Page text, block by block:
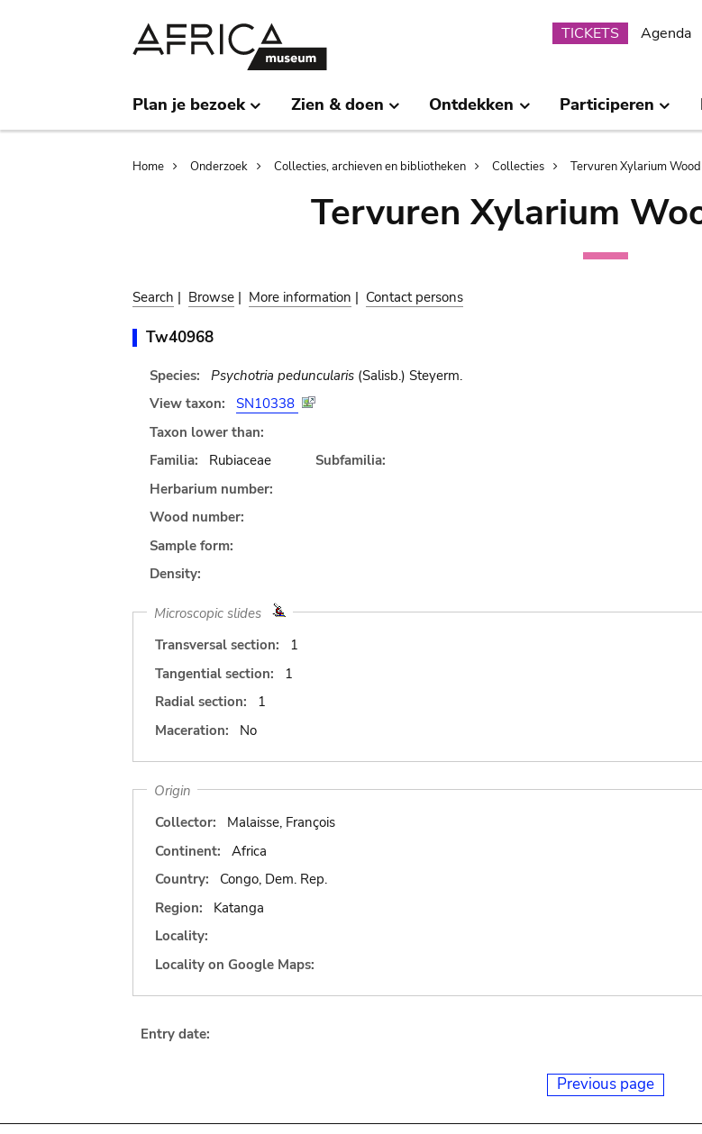
Submenu
TICKETS Agenda
Plan je bezoek Zien & doen Ontdekken Participeren
Breadcrumb
Home Onderzoek Collecties, archieven en bibliotheken Collecties Tervuren Xylarium
Tervuren Xylarium
Search | Browse | More information | Contact persons
Tw40968
Species: Psychotria peduncularis(Salisb.) Steyerm.
View taxon:
SN10338
Taxon lower than:
Familia:
Rubiaceae
Subfamilia:
Herbarium number:
Wood number:
Sample form:
Density:
Microscopic slides
Transversal section:
1
Tangential section:
1
Radial section:
1
Maceration:
No
Origin
Collector:
Malaisse, François
Continent:
Africa
Country:
Congo, Dem. Rep.
Region:
Katanga
Locality:
Locality on Google Maps:
Entry date:
Previous page